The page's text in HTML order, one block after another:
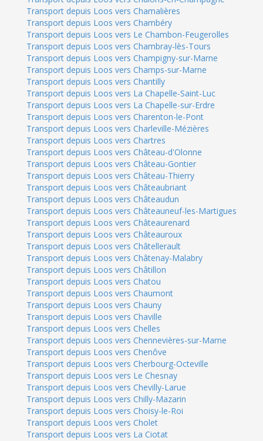
Transport depuis Loos vers Chamalières
Transport depuis Loos vers Chambéry
Transport depuis Loos vers Le Chambon-Feugerolles
Transport depuis Loos vers Chambray-lès-Tours
Transport depuis Loos vers Champigny-sur-Marne
Transport depuis Loos vers Champs-sur-Marne
Transport depuis Loos vers Chantilly
Transport depuis Loos vers La Chapelle-Saint-Luc
Transport depuis Loos vers La Chapelle-sur-Erdre
Transport depuis Loos vers Charenton-le-Pont
Transport depuis Loos vers Charleville-Mézières
Transport depuis Loos vers Chartres
Transport depuis Loos vers Château-d'Olonne
Transport depuis Loos vers Château-Gontier
Transport depuis Loos vers Château-Thierry
Transport depuis Loos vers Châteaubriant
Transport depuis Loos vers Châteaudun
Transport depuis Loos vers Châteauneuf-les-Martigues
Transport depuis Loos vers Châteaurenard
Transport depuis Loos vers Châteauroux
Transport depuis Loos vers Châtellerault
Transport depuis Loos vers Châtenay-Malabry
Transport depuis Loos vers Châtillon
Transport depuis Loos vers Chatou
Transport depuis Loos vers Chaumont
Transport depuis Loos vers Chauny
Transport depuis Loos vers Chaville
Transport depuis Loos vers Chelles
Transport depuis Loos vers Chennevières-sur-Marne
Transport depuis Loos vers Chenôve
Transport depuis Loos vers Cherbourg-Octeville
Transport depuis Loos vers Le Chesnay
Transport depuis Loos vers Chevilly-Larue
Transport depuis Loos vers Chilly-Mazarin
Transport depuis Loos vers Choisy-le-Roi
Transport depuis Loos vers Cholet
Transport depuis Loos vers La Ciotat